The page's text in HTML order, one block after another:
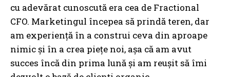
cu adevărat cunoscută era cea de Fractional
CFO. Marketingul începea să prindă teren, dar
am experiență în a construi ceva din aproape
nimic și în a crea piețe noi, așa că am avut
succes încă din prima lună și am reușit să îmi